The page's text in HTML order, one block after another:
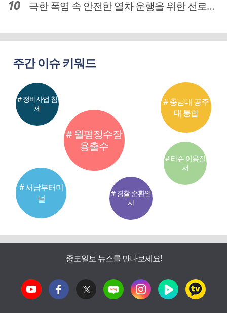
극한 폭염 속 안전한 열차 운행을 위한 선로관리
주간 이슈 키워드
# 월평정수장
용출수
# 서남부터미
널
# 충남대 공주
대 통합
# 정비사업 침
체
# 경찰 순환인
사
# 타슈 이용질
서
중도일보 뉴스를 만나보세요!